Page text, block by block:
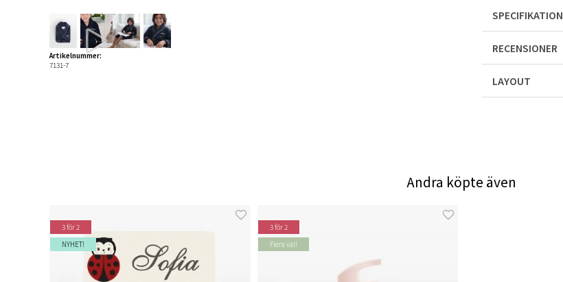
SPECIFIKATION
RECENSIONER
LAYOUT
Artikelnummer:
7131-7
Andra köpte även
3 för 2
NYHET!
3 för 2
Flera val!